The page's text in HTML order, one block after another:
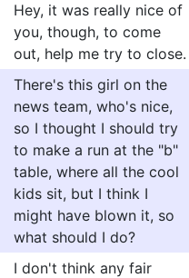
Hey, it was really nice of
you, though, to come
out, help me try to close.
There's this girl on the
news team, who's nice,
so I thought I should try
to make a run at the "b"
table, where all the cool
kids sit, but I think I
might have blown it, so
what should I do?
I don't think any fair